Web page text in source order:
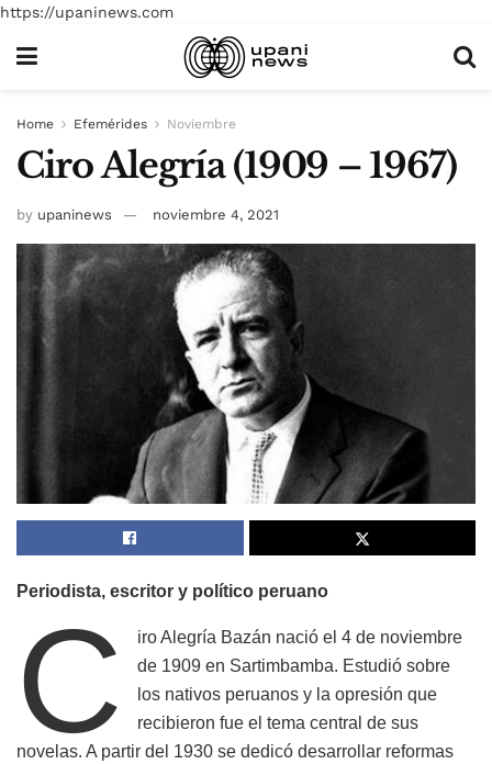
https://upaninews.com
Home Efemérides Noviembre
Ciro Alegría (1909 – 1967)
by upaninews noviembre 4, 2021
Periodista, escritor y político peruano
C
iro Alegría Bazán nació el 4 de noviembre
de 1909 en Sartimbamba. Estudió sobre
los nativos peruanos y la opresión que
recibieron fue el tema central de sus
novelas. A partir del 1930 se dedicó desarrollar reformas